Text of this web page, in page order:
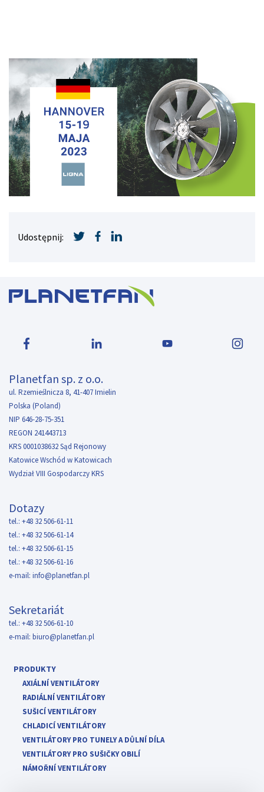
Udostępnij:
Planetfan sp. z o.o.
ul. Rzemieślnicza 8, 41-407 Imielin
Polska (Poland)
NIP 646-28-75-351
REGON 241443713
KRS 0001038632 Sąd Rejonowy
Katowice Wschód w Katowicach
Wydział VIII Gospodarczy KRS
Dotazy
tel.: +48 32 506-61-11
tel.: +48 32 506-61-14
tel.: +48 32 506-61-15
tel.: +48 32 506-61-16
e-mail: info@planetfan.pl
Sekretariát
tel.: +48 32 506-61-10
e-mail: biuro@planetfan.pl
PRODUKTY
AXIÁLNÍ VENTILÁTORY
RADIÁLNÍ VENTILÁTORY
SUŠICÍ VENTILÁTORY
CHLADICÍ VENTILÁTORY
VENTILÁTORY PRO TUNELY A DŮLNÍ DÍLA
VENTILÁTORY PRO SUŠIČKY OBILÍ
NÁMOŘNÍ VENTILÁTORY